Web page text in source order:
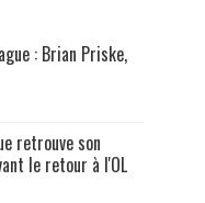
: Brian Priske,
retrouve son
le retour à l'OL